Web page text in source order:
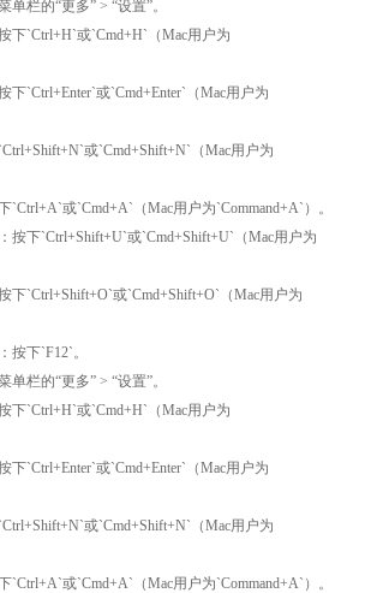
栏的“更多” > “设置”。
下`Ctrl+H`或`Cmd+H`（Mac用户为
下`Ctrl+Enter`或`Cmd+Enter`（Mac用户为
或`Cmd+Shift+N`（Mac用户为
`Ctrl+A`或`Cmd+A`（Mac用户为`Command+A`）。
按下`Ctrl+Shift+U`或`Cmd+Shift+U`（Mac用户为
下`Ctrl+Shift+O`或`Cmd+Shift+O`（Mac用户为
按下`F12`。
栏的“更多” > “设置”。
下`Ctrl+H`或`Cmd+H`（Mac用户为
下`Ctrl+Enter`或`Cmd+Enter`（Mac用户为
或`Cmd+Shift+N`（Mac用户为
`Ctrl+A`或`Cmd+A`（Mac用户为`Command+A`）。